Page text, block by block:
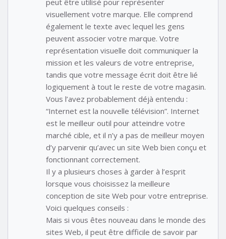
visuellement votre marque. Elle comprend
également le texte avec lequel les gens
peuvent associer votre marque. Votre
représentation visuelle doit communiquer la
mission et les valeurs de votre entreprise,
tandis que votre message écrit doit être lié
logiquement à tout le reste de votre magasin.
Vous l’avez probablement déjà entendu :
“Internet est la nouvelle télévision”. Internet
est le meilleur outil pour atteindre votre
marché cible, et il n’y a pas de meilleur moyen
d’y parvenir qu’avec un site Web bien conçu et
fonctionnant correctement.
Il y a plusieurs choses à garder à l’esprit
lorsque vous choisissez la meilleure
conception de site Web pour votre entreprise.
Voici quelques conseils :
Mais si vous êtes nouveau dans le monde des
sites Web, il peut être difficile de savoir par